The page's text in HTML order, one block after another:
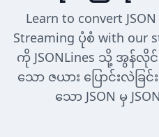
Learn to convert
Streaming ပုံစံ with our
ကို JSONLines သို့ အွန်လိုင်
သော ဇယား ပြောင်းလဲ
သော JSON မှ